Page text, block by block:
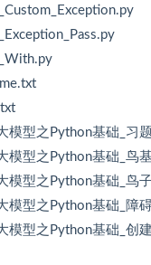
模型之Python基础_习
模型之Python基础_鸟
模型之Python基础_鸟
模型之Python基础_障
模型之Python基础_创